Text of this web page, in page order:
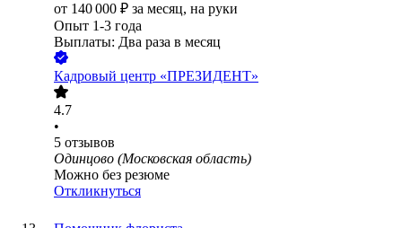
от 140 000 ₽ за месяц, на руки
Опыт 1-3 года
Выплаты: Два раза в месяц
Кадровый центр «ПРЕЗИДЕНТ»
4.7
•
5 отзывов
Одинцово (Московская область)
Можно без резюме
Откликнуться